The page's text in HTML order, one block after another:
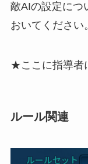
敵AIの設定につ
おいてください
★ここに指導者
ルール関連